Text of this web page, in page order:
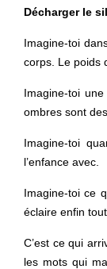
Décharger le
Imagine-toi
corps. Le poids
Imagine-toi
ombres sont
Imagine-toi
l’enfance avec.
Imagine-toi ce
éclaire enfin
C’est ce qui
les mots qui